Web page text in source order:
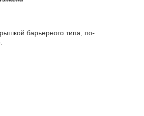
ба­рьер­но­го ти­па, по­